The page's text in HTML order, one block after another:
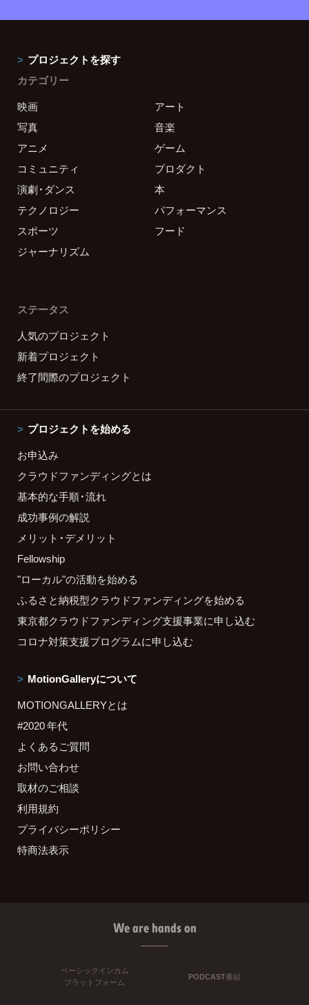
プロジェクトを探す
カテゴリー
映画
アート
写真
音楽
アニメ
ゲーム
コミュニティ
プロダクト
演劇・ダンス
本
テクノロジー
パフォーマンス
スポーツ
フード
ジャーナリズム
ステータス
人気のプロジェクト
新着プロジェクト
終了間際のプロジェクト
プロジェクトを始める
お申込み
クラウドファンディングとは
基本的な手順・流れ
成功事例の解説
メリット・デメリット
Fellowship
"ローカル"の活動を始める
ふるさと納税型クラウドファンディングを始める
東京都クラウドファンディング支援事業に申し込む
コロナ対策支援プログラムに申し込む
MotionGalleryについて
MOTIONGALLERYとは
#2020 年代
よくあるご質問
お問い合わせ
取材のご相談
利用規約
プライバシーポリシー
特商法表示
We are hands on
ベーシックインカム
プラットフォーム
PODCAST番組